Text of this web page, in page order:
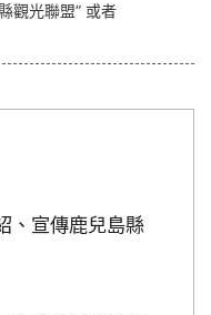
觀光聯盟” 或者
、宣傳鹿兒島縣